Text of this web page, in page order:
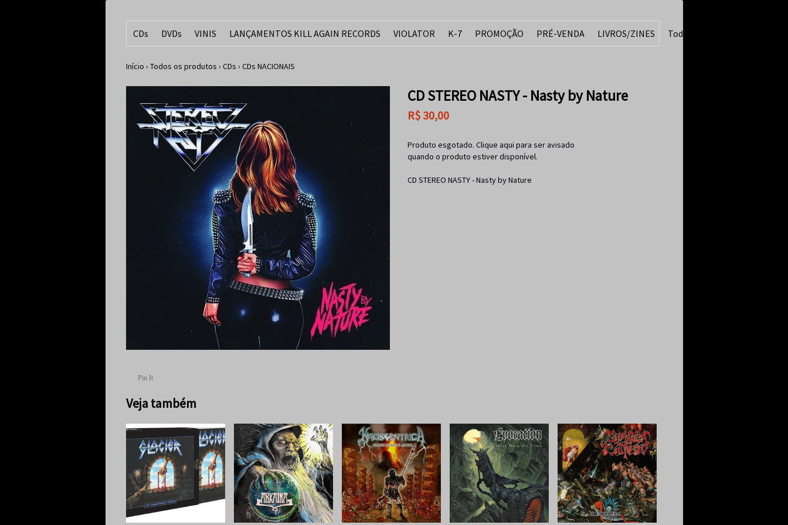
CDs DVDs VINIS LANÇAMENTOS KILL AGAIN RECORDS VIOLATOR K-7 PROMOÇÃO PRÉ-VENDA LIVROS/ZINES Todos
Início › Todos os produtos › CDs › CDs NACIONAIS
Pin It
CD STEREO NASTY - Nasty by Nature
R$ 30,00
Produto esgotado. Clique aqui para ser avisado
quando o produto estiver disponível.
CD STEREO NASTY - Nasty by Nature
Veja também